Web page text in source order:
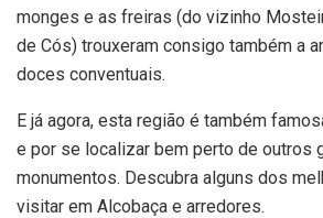
monges e as freiras (do vizinho
de Cós) trouxeram consigo também a
doces conventuais.
E já agora, esta região é também
e por se localizar bem perto de outros
monumentos. Descubra alguns dos
visitar em Alcobaça e arredores.